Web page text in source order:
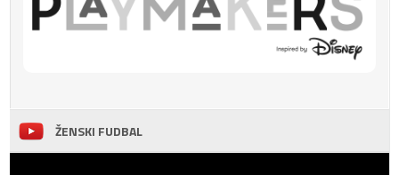
ŽENSKI FUDBAL